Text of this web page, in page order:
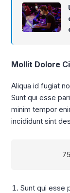
Mollit Dolore
Aliqua id fugiat
Sunt qui esse
minim tempor
incididunt sint
Sunt qui esse